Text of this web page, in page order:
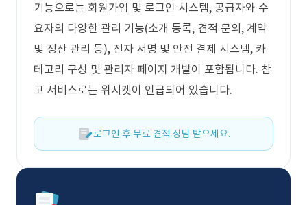
기능으로는 회원가입 및 로그인 시스템, 공급자와 수
요자의 다양한 관리 기능(소개 등록, 견적 문의, 계약
및 정산 관리 등), 전자 서명 및 안전 결제 시스템, 카
테고리 구성 및 관리자 페이지 개발이 포함됩니다. 참
고 서비스로는 위시켓이 언급되어 있습니다.
로그인 후 무료 견적 상담 받으세요.